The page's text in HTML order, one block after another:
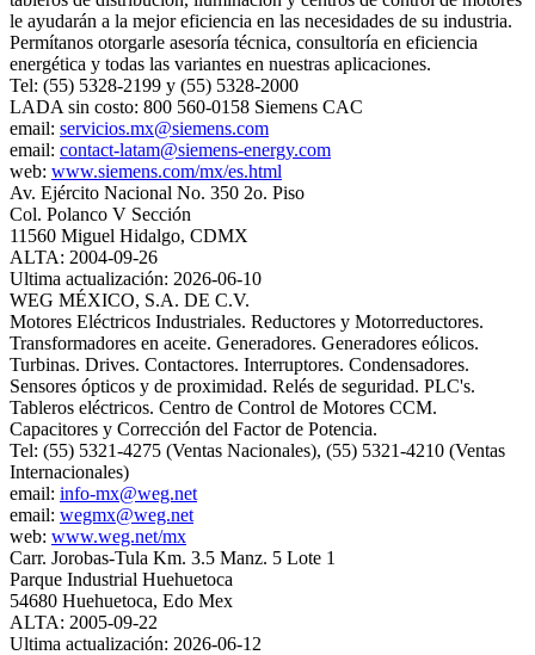
le ayudarán a la mejor eficiencia en las necesidades de su industria.
Permítanos otorgarle asesoría técnica, consultoría en eficiencia
energética y todas las variantes en nuestras aplicaciones.
Tel: (55) 5328-2199 y (55) 5328-2000
LADA sin costo: 800 560-0158 Siemens CAC
email: servicios.mx@siemens.com
email: contact-latam@siemens-energy.com
web: www.siemens.com/mx/es.html
Av. Ejército Nacional No. 350 2o. Piso
Col. Polanco V Sección
11560 Miguel Hidalgo, CDMX
ALTA: 2004-09-26
Ultima actualización: 2026-06-10
WEG MÉXICO, S.A. DE C.V.
Motores Eléctricos Industriales. Reductores y Motorreductores.
Transformadores en aceite. Generadores. Generadores eólicos.
Turbinas. Drives. Contactores. Interruptores. Condensadores.
Sensores ópticos y de proximidad. Relés de seguridad. PLC's.
Tableros eléctricos. Centro de Control de Motores CCM.
Capacitores y Corrección del Factor de Potencia.
Tel: (55) 5321-4275 (Ventas Nacionales), (55) 5321-4210 (Ventas
Internacionales)
email: info-mx@weg.net
email: wegmx@weg.net
web: www.weg.net/mx
Carr. Jorobas-Tula Km. 3.5 Manz. 5 Lote 1
Parque Industrial Huehuetoca
54680 Huehuetoca, Edo Mex
ALTA: 2005-09-22
Ultima actualización: 2026-06-12